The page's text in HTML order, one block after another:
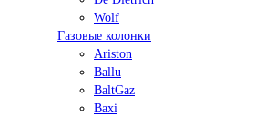
Wolf
Газовые колонки
Ariston
Ballu
BaltGaz
Baxi